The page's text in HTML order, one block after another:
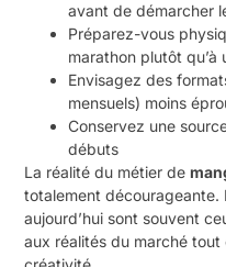
avant de démarcher
Préparez-vous
marathon plutôt qu’à
Envisagez des
mensuels) moins
Conservez une
débuts
La réalité du métier de
totalement décourageante.
aujourd’hui sont souvent
aux réalités du marché